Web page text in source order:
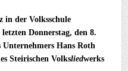
in der Volksschule
Donnerstag, den 8.
Unternehmers Hans Roth
Steirischen Volksliedwerks